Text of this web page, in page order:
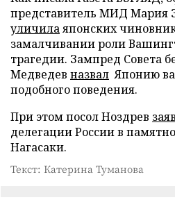
представитель МИД Мария
уличилаяпонских
замалчивании роли
трагедии. Зампред Совета
Медведев назвал Японию
подобного поведения.
При этом посол Ноздрев
делегации России в
Нагасаки.
Текст: Катерина Туманова